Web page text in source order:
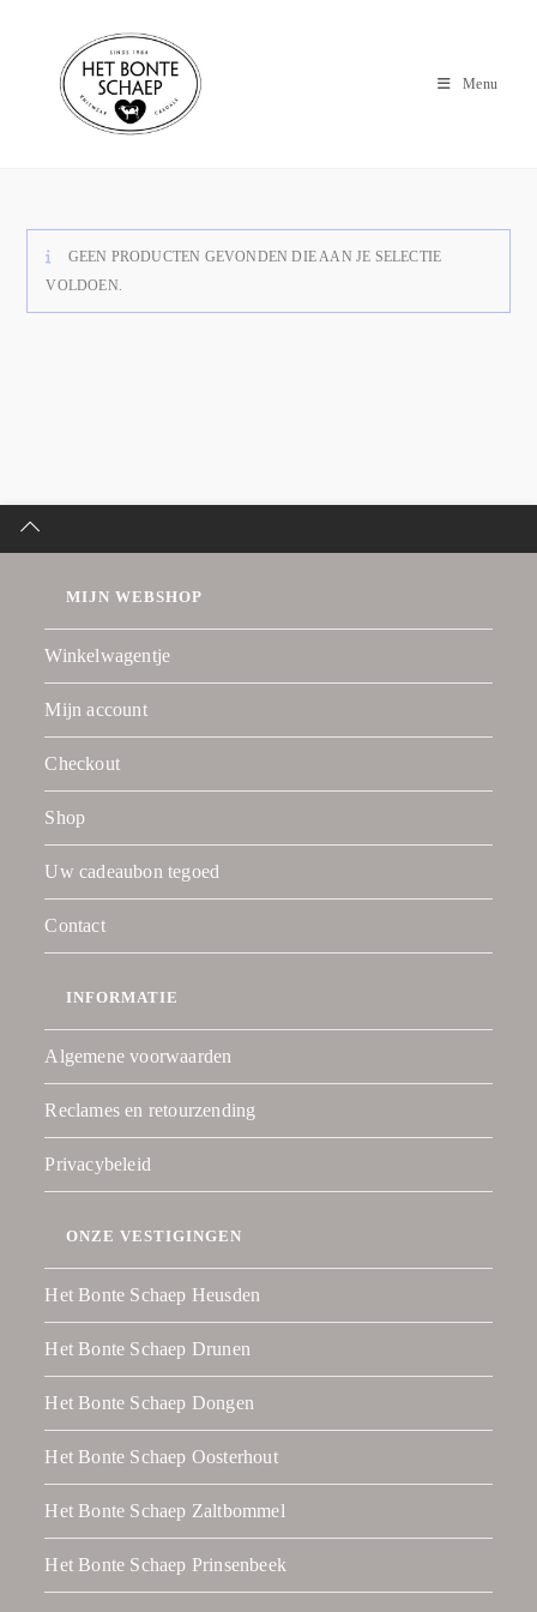
Menu
GEEN PRODUCTEN GEVONDEN DIE AAN JE SELECTIE
VOLDOEN.
MIJN WEBSHOP
Winkelwagentje
Mijn account
Checkout
Shop
Uw cadeaubon tegoed
Contact
INFORMATIE
Algemene voorwaarden
Reclames en retourzending
Privacybeleid
ONZE VESTIGINGEN
Het Bonte Schaep Heusden
Het Bonte Schaep Drunen
Het Bonte Schaep Dongen
Het Bonte Schaep Oosterhout
Het Bonte Schaep Zaltbommel
Het Bonte Schaep Prinsenbeek